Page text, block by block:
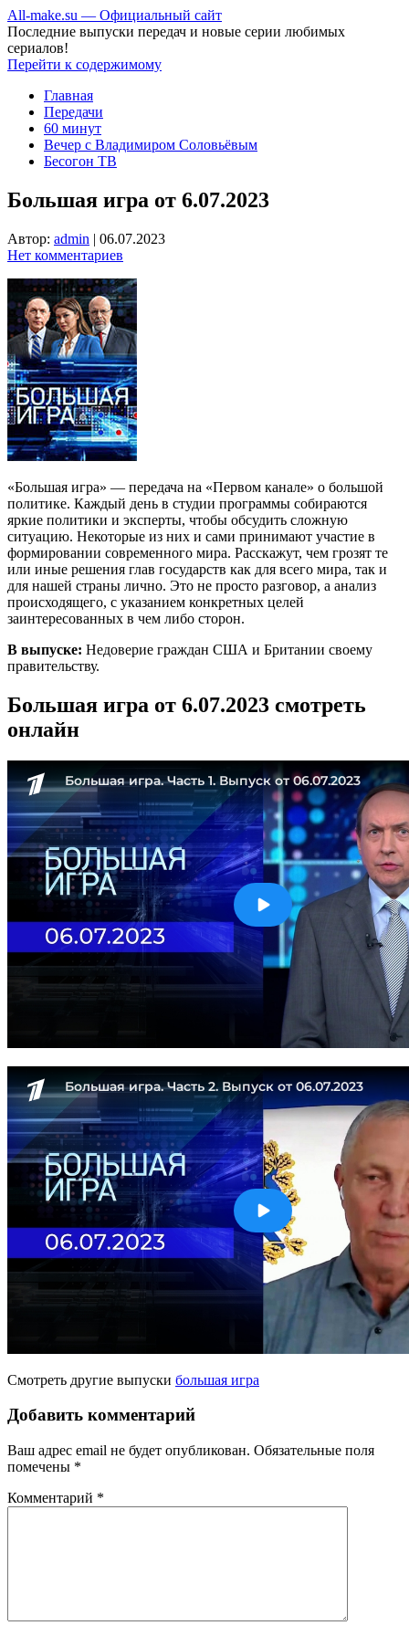
All-make.su — Официальный сайт
Последние выпуски передач и новые серии любимых
сериалов!
Перейти к содержимому
Главная
Передачи
60 минут
Вечер с Владимиром Соловьёвым
Бесогон ТВ
Большая игра от 6.07.2023
Автор: admin | 06.07.2023
Нет комментариев
«Большая игра» — передача на «Первом канале» о большой
политике. Каждый день в студии программы собираются
яркие политики и эксперты, чтобы обсудить сложную
ситуацию. Некоторые из них и сами принимают участие в
формировании современного мира. Расскажут, чем грозят те
или иные решения глав государств как для всего мира, так и
для нашей страны лично. Это не просто разговор, а анализ
происходящего, с указанием конкретных целей
заинтересованных в чем либо сторон.
В выпуске: Недоверие граждан США и Британии своему
правительству.
Большая игра от 6.07.2023 смотреть
онлайн
Смотреть другие выпуски большая игра
Добавить комментарий
Ваш адрес email не будет опубликован. Обязательные поля
помечены *
Комментарий *